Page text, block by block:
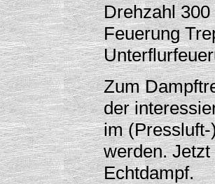
Drehzahl
Feuerung
Zum
der
im
werden.
Echtdampf.